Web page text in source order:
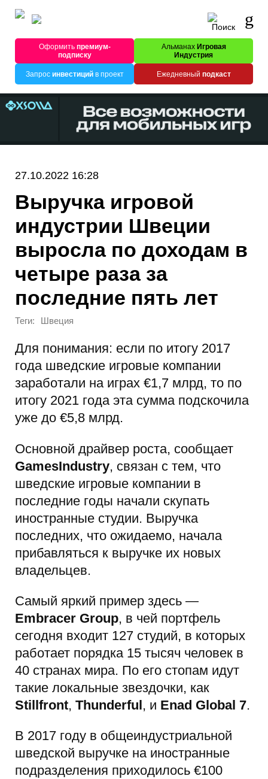
Оформитьпремиум-
подписку
Альманах Игровая
Индустрия
Запрос инвестицийв проект Ежедневный подкаст
27.10.2022 16:28
Выручка игровой
индустрии Швеции
выросла по доходам в
четыре раза за
последние пять лет
Теги: Швеция
Для понимания: если по итогу 2017
года шведские игровые компании
заработали на играх €1,7 млрд, то по
итогу 2021 года эта сумма подскочила
уже до €5,8 млрд.
Основной драйвер роста, сообщает
GamesIndustry, связан с тем, что
шведские игровые компании в
последние годы начали скупать
иностранные студии. Выручка
последних, что ожидаемо, начала
прибавляться к выручке их новых
владельцев.
Самый яркий пример здесь —
Embracer Group, в чей портфель
сегодня входит 127 студий, в которых
работает порядка 15 тысяч человек в
40 странах мира. По его стопам идут
такие локальные звездочки, как
Stillfront, Thunderful, и Enad Global 7.
В 2017 году в общеиндустриальной
шведской выручке на иностранные
подразделения приходилось €100